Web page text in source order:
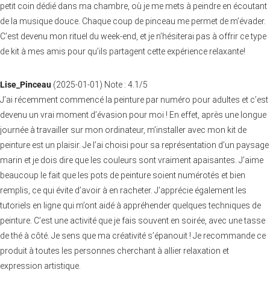
petit coin dédié dans ma chambre, où je me mets à peindre en écoutant
de la musique douce. Chaque coup de pinceau me permet de m’évader.
C’est devenu mon rituel du week-end, et je n’hésiterai pas à offrir ce type
de kit à mes amis pour qu’ils partagent cette expérience relaxante!
Lise_Pinceau (2025-01-01 ) Note : 4.1 /5
J’ai récemment commencé la peinture par numéro pour adultes et c’est
devenu un vrai moment d’évasion pour moi ! En effet, après une longue
journée à travailler sur mon ordinateur, m’installer avec mon kit de
peinture est un plaisir. Je l’ai choisi pour sa représentation d’un paysage
marin et je dois dire que les couleurs sont vraiment apaisantes. J’aime
beaucoup le fait que les pots de peinture soient numérotés et bien
remplis, ce qui évite d’avoir à en racheter. J’apprécie également les
tutoriels en ligne qui m’ont aidé à appréhender quelques techniques de
peinture. C’est une activité que je fais souvent en soirée, avec une tasse
de thé à côté. Je sens que ma créativité s’épanouit ! Je recommande ce
produit à toutes les personnes cherchant à allier relaxation et
expression artistique.